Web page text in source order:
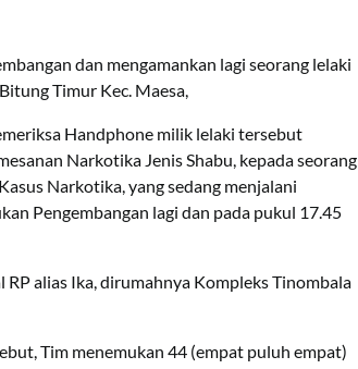
dan mengamankan lagi seorang lelaki
Timur Kec. Maesa,
Handphone milik lelaki tersebut
Narkotika Jenis Shabu, kepada seorang
Narkotika, yang sedang menjalani
Pengembangan lagi dan pada pukul 17.45
alias Ika, dirumahnya Kompleks Tinombala
Tim menemukan 44 (empat puluh empat)